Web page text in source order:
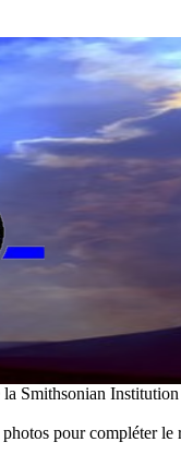
Smithsonian Institution
pour compléter